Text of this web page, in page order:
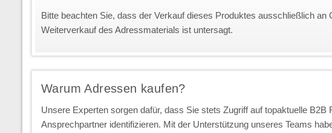
Bitte beachten Sie, dass der Verkauf dieses Produktes ausschließlich an
Weiterverkauf des Adressmaterials ist untersagt.
Warum Adressen kaufen?
Unsere Experten sorgen dafür, dass Sie stets Zugriff auf topaktuelle B2B
Ansprechpartner identifizieren. Mit der Unterstützung unseres Teams